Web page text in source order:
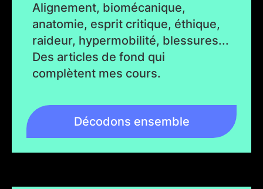
Alignement, biomécanique,
anatomie, esprit critique, éthique,
raideur, hypermobilité, blessures...
Des articles de fond qui
complètent mes cours.
Décodons ensemble